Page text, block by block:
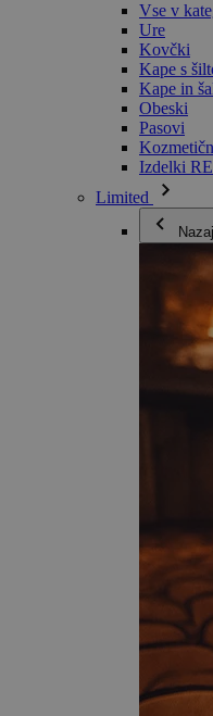
Vse v
Ure
Kovčki
Kape s
Kape in
Obeski
Pasovi
Izdelki
Limited
Nazaj